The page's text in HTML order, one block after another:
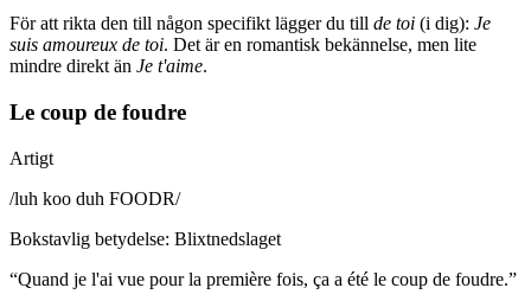
För att rikta den till någon specifikt lägger du till de toi (i dig): Je
suis amoureux de toi. Det är en romantisk bekännelse, men lite
mindre direkt än Je t'aime.
Le coup de foudre
Artigt
/luh koo duh FOODR/
Bokstavlig betydelse: Blixtnedslaget
“Quand je l'ai vue pour la première fois, ça a été le coup de foudre.”